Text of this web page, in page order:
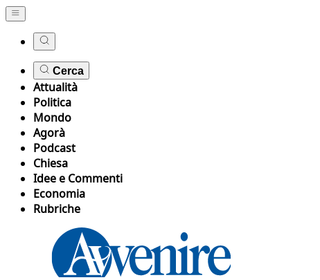
Cerca
Attualità
Politica
Mondo
Agorà
Podcast
Chiesa
Idee e Commenti
Economia
Rubriche